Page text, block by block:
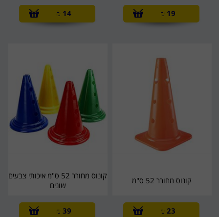
19
₪
14
₪
קונוס מחורר 52 ס"מ
23
₪
קונוס מחורר 52 ס"מ איכותי צבעים
שונים
39
₪